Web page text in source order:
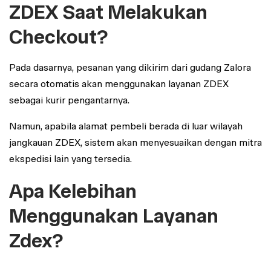
ZDEX Saat Melakukan
Checkout?
Pada dasarnya, pesanan yang dikirim dari gudang Zalora
secara otomatis akan menggunakan layanan ZDEX
sebagai kurir pengantarnya.
Namun, apabila alamat pembeli berada di luar wilayah
jangkauan ZDEX, sistem akan menyesuaikan dengan mitra
ekspedisi lain yang tersedia.
Apa Kelebihan
Menggunakan Layanan
Zdex?